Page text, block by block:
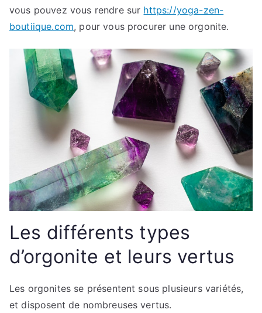
vous pouvez vous rendre sur https://yoga-zen-
boutiique.com, pour vous procurer une orgonite.
Les différents types
d’orgonite et leurs vertus
Les orgonites se présentent sous plusieurs variétés,
et disposent de nombreuses vertus.